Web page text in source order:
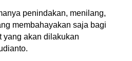
penindakan, menilang,
membahayakan saja bagi
yang akan dilakukan